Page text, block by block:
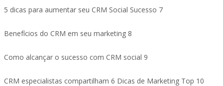
5 dicas para aumentar seu CRM Social Sucesso 7
Benefícios do CRM em seu marketing 8
Como alcançar o sucesso com CRM social 9
CRM especialistas compartilham 6 Dicas de Marketing Top 10